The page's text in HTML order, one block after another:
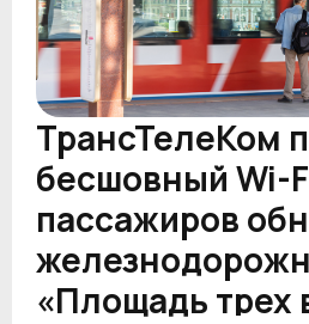
ТрансТелеКом
бесшовный Wi-
пассажиров
«Площадь трех